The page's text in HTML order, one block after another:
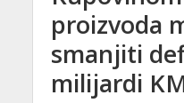
proizvoda
smanjiti
milijardi